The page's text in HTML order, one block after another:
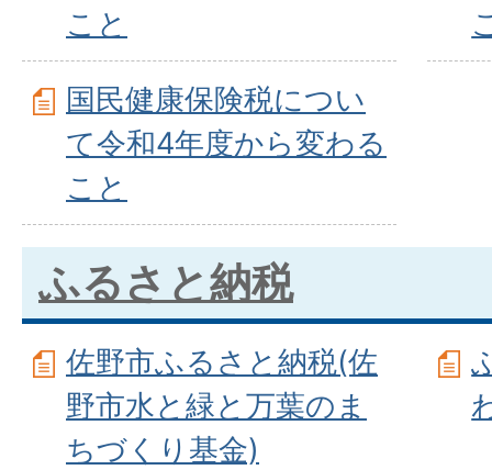
こと
国民健康保険税につい
て令和4年度から変わる
こと
ふるさと納税
佐野市ふるさと納税(佐
野市水と緑と万葉のま
ちづくり基金)